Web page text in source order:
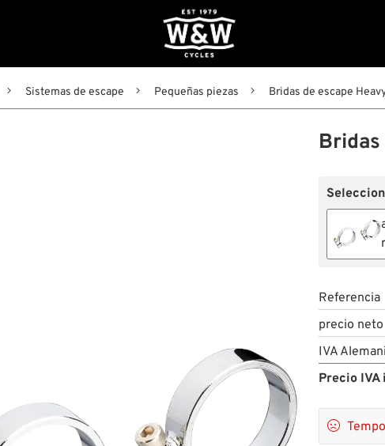
Sistemas de escape Pequeñas piezas Bridas de escape
Referencia
precio neto
IVA
Precio IVA
